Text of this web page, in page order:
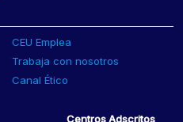
CEU Emplea
Trabaja con nosotros
Canal Ético
Centros Adscritos